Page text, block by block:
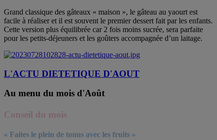
Grand classique des gâteaux « maison », le gâteau au yaourt est
facile à réaliser et il est souvent le premier dessert fait par les enfants.
Cette version plus équilibrée car 2 fois moins sucrée, sera parfaite
pour les petits-déjeuners et les goûters accompagnée d’un laitage.
L'ACTU DIETETIQUE D'AOUT
Au menu du mois d'Août
Conseil du mois
« Faites le plein de tonus avec les fruits »